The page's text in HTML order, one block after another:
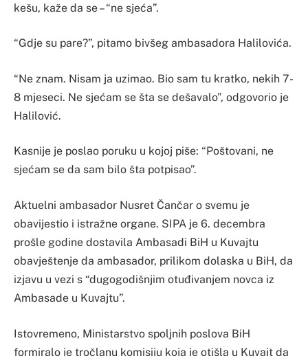
kešu, kaže da se – “ne sjeća”.
“Gdje su pare?”, pitamo bivšeg ambasadora Halilovića.
“Ne znam. Nisam ja uzimao. Bio sam tu kratko, nekih 7-
8 mjeseci. Ne sjećam se šta se dešavalo”, odgovorio je
Halilović.
Kasnije je poslao poruku u kojoj piše: “Poštovani, ne
sjećam se da sam bilo šta potpisao”.
Aktuelni ambasador Nusret Čančar o svemu je
obavijestio i istražne organe. SIPA je 6. decembra
prošle godine dostavila Ambasadi BiH u Kuvajtu
obavještenje da ambasador, prilikom dolaska u BiH, da
izjavu u vezi s “dugogodišnjim otuđivanjem novca iz
Ambasade u Kuvajtu”.
Istovremeno, Ministarstvo spoljnih poslova BiH
formiralo je tročlanu komisiju koja je otišla u Kuvajt da